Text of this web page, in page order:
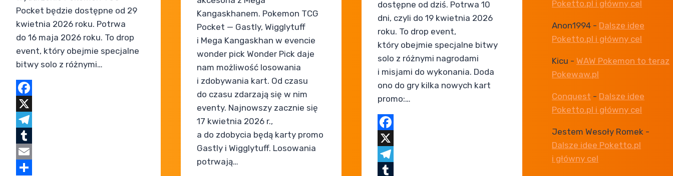
Pocket będzie dostępne od 29
kwietnia 2026 roku. Potrwa
do 16 maja 2026 roku. To drop
event, który obejmie specjalne
bitwy solo z różnymi…
Facebook
X
Telegram
Tumblr
Email
Kangaskhanem. Pokemon TCG
Pocket — Gastly, Wigglytuff
i Mega Kangaskhan w evencie
wonder pick Wonder Pick daje
nam możliwość losowania
i zdobywania kart. Od czasu
do czasu zdarzają się w nim
eventy. Najnowszy zacznie się
17 kwietnia 2026 r.,
a do zdobycia będą karty promo
Gastly i Wigglytuff. Losowania
potrwają…
dostępne od dziś. Potrwa 10
dni, czyli do 19 kwietnia 2026
roku. To drop event,
który obejmie specjalne bitwy
solo z różnymi nagrodami
i misjami do wykonania. Doda
ono do gry kilka nowych kart
promo:…
Facebook
X
Telegram
Poketto.pl i główny cel
Anon1994 - Dalsze idee
Poketto.pl i główny cel
Kicu - WAW Pokemon to teraz
Pokewaw.pl
Conquest - Dalsze idee
Poketto.pl i główny cel
Jestem Wesoły Romek -
Dalsze idee Poketto.pl
i główny cel